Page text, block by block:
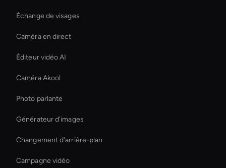
Échange de visages
Caméra en direct
Éditeur vidéo AI
Caméra Akool
Photo parlante
Générateur d'images
Changement d'arrière-plan
Campagne vidéo